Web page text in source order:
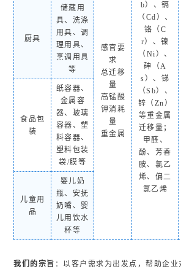
感官要
求
总迁移
量
高锰酸
钾消耗
量
重金属
b）、镉
（Cd）、
铬（C
r）、镍
（Ni）、
砷（A
s）、锑
（Sb）、
锌（Zn）
等重金属
迁移量；
甲醛、
酚、芳香
胺、氯乙
烯、偏二
氯乙烯
厨具
储藏用
具、洗涤
用具、调
理用具、
烹调用具
等
食品包
装
纸容器、
金属容
器、玻璃
容器、塑
料容器、
塑料包装
袋/膜等
儿童用
品
婴儿奶
瓶、安抚
奶嘴、婴
儿用饮水
杯等
我们的宗旨 ：以客户需求为出发点，帮助企